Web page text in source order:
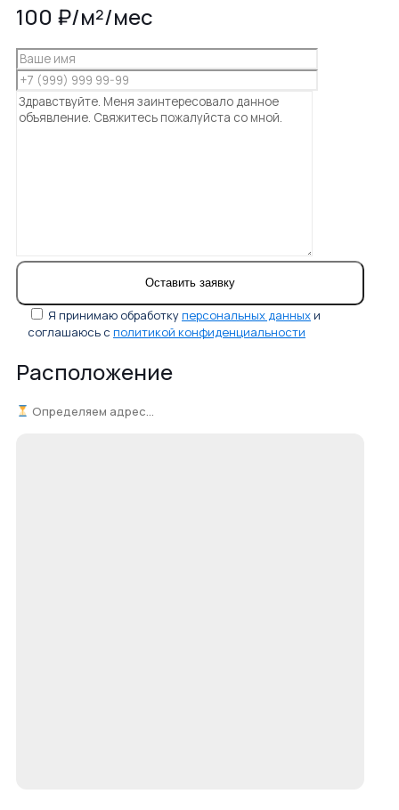
100 ₽/м²/мес
Я принимаю обработкуперсональных данных и
соглашаюсь с политикой конфиденциальности
Расположение
Определяем адрес...